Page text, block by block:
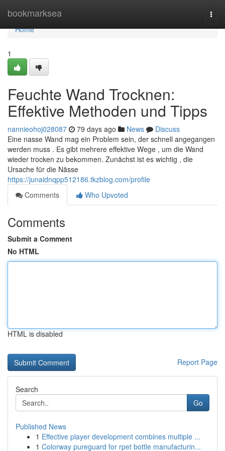
bookmarksea
Home
Home
1
Feuchte Wand Trocknen:
Effektive Methoden und Tipps
nannieohoj028087 79 days ago News
Discuss
Eine nasse Wand mag ein Problem sein, der schnell angegangen
werden muss . Es gibt mehrere effektive Wege , um die Wand
wieder trocken zu bekommen. Zunächst ist es wichtig , die
Ursache für die Nässe
https://junaidnqpp512186.tkzblog.com/profile
Comments
Who Upvoted
Comments
Submit a Comment
No HTML
HTML is disabled
Report Page
Search
Go
Published News
1 Effective player development combines multiple ...
1 Colorway pureguard for rpet bottle manufacturin...